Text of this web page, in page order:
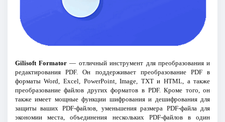
Gilisoft Formator — отличный инструмент для преобразования и
редактирования PDF. Он поддерживает преобразование PDF в
форматы Word, Excel, PowerPoint, Image, TXT и HTML, а также
преобразование файлов других форматов в PDF. Кроме того, он
также имеет мощные функции шифрования и дешифрования для
защиты ваших PDF-файлов, уменьшения размера PDF-файла для
экономии места, объединения нескольких PDF-файлов в один